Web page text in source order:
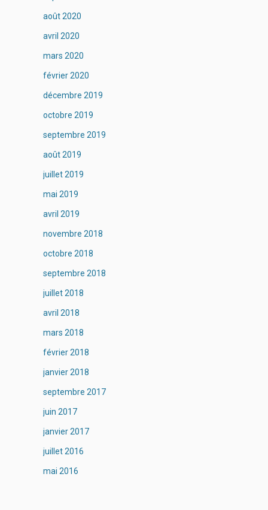
août 2020
avril 2020
mars 2020
février 2020
décembre 2019
octobre 2019
septembre 2019
août 2019
juillet 2019
mai 2019
avril 2019
novembre 2018
octobre 2018
septembre 2018
juillet 2018
avril 2018
mars 2018
février 2018
janvier 2018
septembre 2017
juin 2017
janvier 2017
juillet 2016
mai 2016